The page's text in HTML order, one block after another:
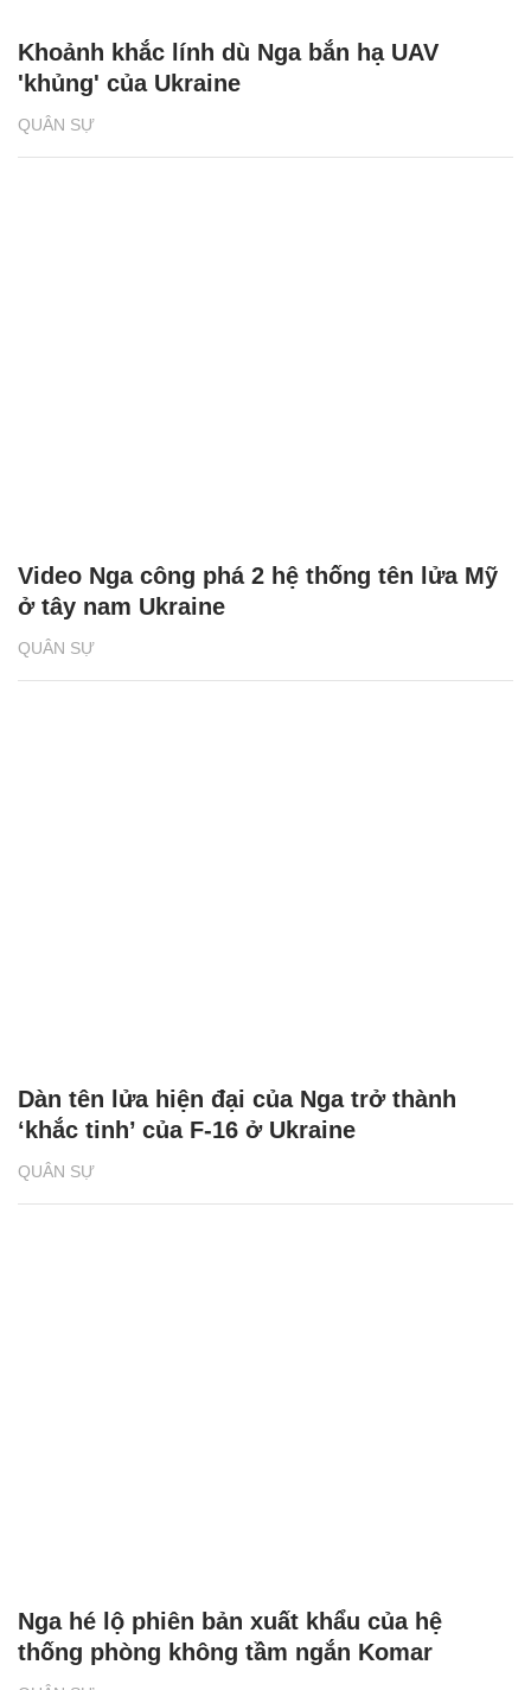
QUÂN SỰ
Khoảnh khắc lính dù Nga bắn hạ UAV
'khủng' của Ukraine
QUÂN SỰ
Video Nga công phá 2 hệ thống tên lửa Mỹ
ở tây nam Ukraine
QUÂN SỰ
Dàn tên lửa hiện đại của Nga trở thành
‘khắc tinh’ của F-16 ở Ukraine
Nga hé lộ phiên bản xuất khẩu của hệ
thống phòng không tầm ngắn Komar